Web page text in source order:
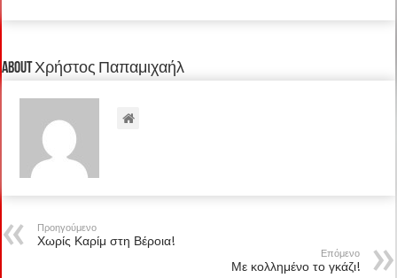
About Χρήστος Παπαμιχαήλ
Προηγούμενο
Χωρίς Καρίμ στη Βέροια!
Επόμενο
Με κολλημένο το γκάζι!